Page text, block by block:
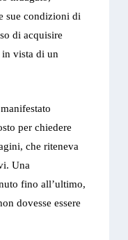
sue condizioni di
di acquisire
vista di un
per chiedere
che riteneva
Una
fino all’ultimo,
dovesse essere